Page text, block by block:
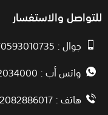
للتواصل والاستفسار
جوال : 00970593010735
واتس أب : 00972592034000
هاتف : 00972082886017